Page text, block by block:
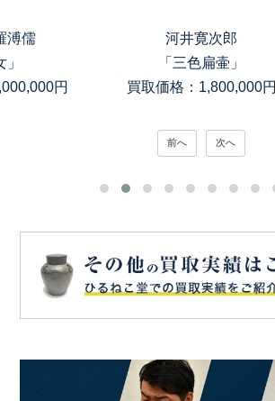
溥儒
円
河井寛次郎
「三色扁壷」
買取価格：1,800,000円
前へ 次へ